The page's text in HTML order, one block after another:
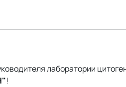
лаборатории
!